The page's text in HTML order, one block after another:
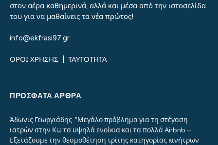
στον αέρα καθημερινά, αλλά και μέσα από την ιστοσελίδα
του για να μαθαίνεις τα νέα πρώτος!
info@ekfrasi97.gr
ΟΡΟΙ ΧΡΗΣΗΣ ΤΑΥΤΟΤΗΤΑ
ΠΡΌΣΦΑΤΑ ΆΡΘΡΑ
Άδωνις Γεωργιάδης: “Μεγάλο πρόβλημα για τη στέγαση
ιατρών στην Κω τα υψηλά ενοίκια και τα πολλά Airbnb –
Εξετάζουμε την θεσμοθέτηση τρίτης κατηγορίας κινήτρων